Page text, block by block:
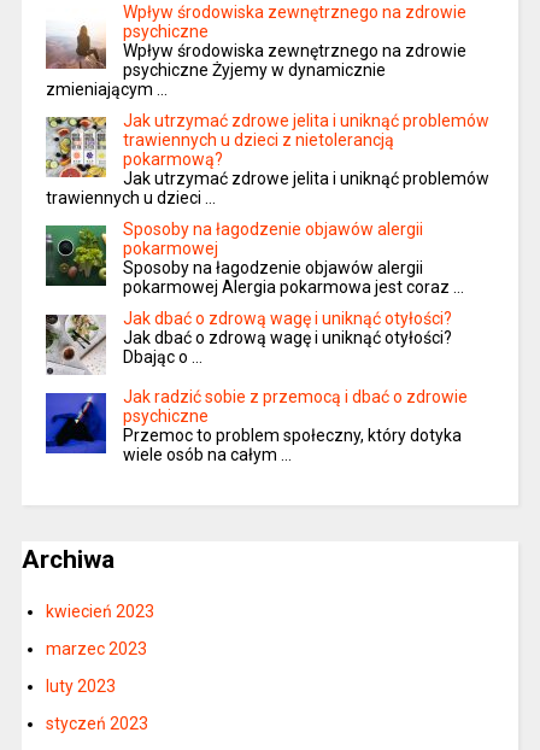
Wpływ środowiska zewnętrznego na zdrowie
psychiczne
Wpływ środowiska zewnętrznego na zdrowie
psychiczne Żyjemy w dynamicznie
zmieniającym …
Jak utrzymać zdrowe jelita i uniknąć problemów
trawiennych u dzieci z nietolerancją
pokarmową?
Jak utrzymać zdrowe jelita i uniknąć problemów
trawiennych u dzieci …
Sposoby na łagodzenie objawów alergii
pokarmowej
Sposoby na łagodzenie objawów alergii
pokarmowej Alergia pokarmowa jest coraz …
Jak dbać o zdrową wagę i uniknąć otyłości?
Jak dbać o zdrową wagę i uniknąć otyłości?
Dbając o …
Jak radzić sobie z przemocą i dbać o zdrowie
psychiczne
Przemoc to problem społeczny, który dotyka
wiele osób na całym …
Archiwa
kwiecień 2023
marzec 2023
luty 2023
styczeń 2023